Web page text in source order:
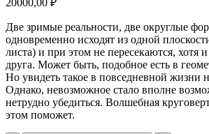
Две зримые реальности, две округлые
одновременно исходят из одной
листа) и при этом не пересекаются, хотя и
друга. Может быть, подобное есть в
Но увидеть такое в повседневной жизни
Однако, невозможное стало вполне
нетрудно убедиться. Волшебная
этом поможет.